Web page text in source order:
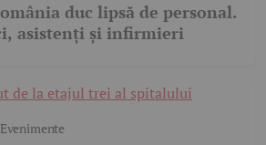
duc lipsă de personal.
asistenți și infirmieri
Evenimente